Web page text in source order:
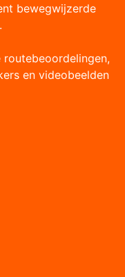
bewegwijzerde
en videobeelden